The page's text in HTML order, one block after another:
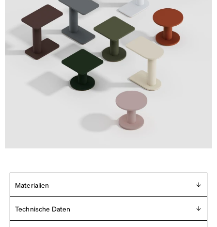
Materialien
Tischplatte und Fußplatte aus Multiplex mit
Technische Daten